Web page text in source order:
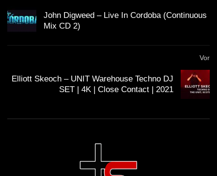
John Digweed – Live In Cordoba (Continuous
Mix CD 2)
Vor
Elliott Skeoch – UNIT Warehouse Techno DJ
SET | 4K | Close Contact | 2021